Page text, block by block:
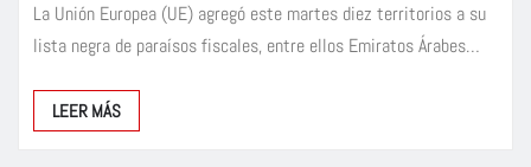
La Unión Europea (UE) agregó este martes diez territorios a su
lista negra de paraísos fiscales, entre ellos Emiratos Árabes…
LEER MÁS